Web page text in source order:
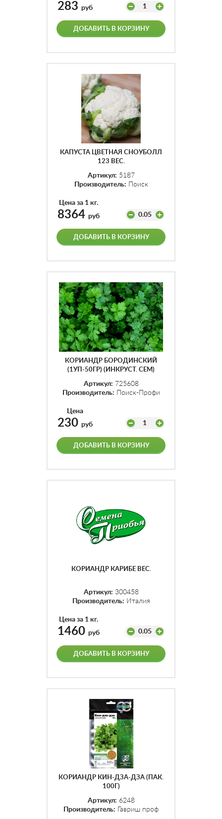
283 руб 1
ДОБАВИТЬ В КОРЗИНУ
КАПУСТА ЦВЕТНАЯ СНОУБОЛЛ
123 ВЕС.
Артикул: 5187
Производитель: Поиск
Цена за 1 кг.
8364 руб 0.05
ДОБАВИТЬ В КОРЗИНУ
КОРИАНДР БОРОДИНСКИЙ
(1УП-50ГР) (ИНКРУСТ. СЕМ)
Артикул: 725608
Производитель: Поиск-Профи
Цена
230 руб 1
ДОБАВИТЬ В КОРЗИНУ
КОРИАНДР КАРИБЕ ВЕС.
Артикул: 300458
Производитель: Италия
Цена за 1 кг.
1460 руб 0.05
ДОБАВИТЬ В КОРЗИНУ
КОРИАНДР КИН-ДЗА-ДЗА (ПАК.
100Г)
Артикул: 6248
Производитель: Гавриш проф